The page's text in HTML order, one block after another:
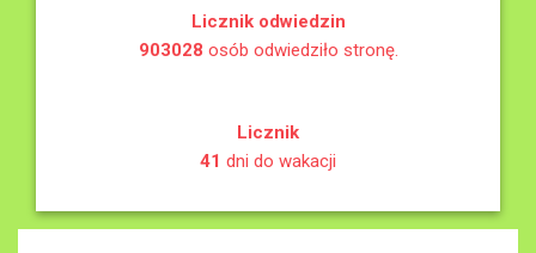
Licznik odwiedzin
903028 osób odwiedziło stronę.
Licznik
41 dni do wakacji